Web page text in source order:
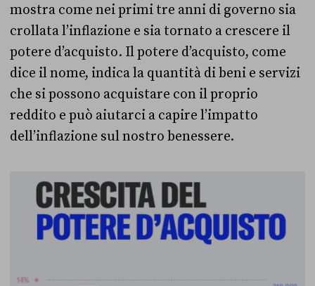
mostra come nei primi tre anni di governo sia
crollata l’inflazione e sia tornato a crescere il
potere d’acquisto. Il potere d’acquisto, come
dice il nome, indica la quantità di beni e servizi
che si possono acquistare con il proprio
reddito e può aiutarci a capire l’impatto
dell’inflazione sul nostro benessere.